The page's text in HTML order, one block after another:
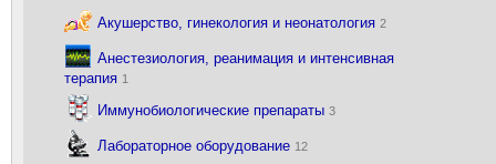
Акушерство, гинекология и неонатология 2
Анестезиология, реанимация и интенсивная
терапия 1
Иммунобиологические препараты 3
Лабораторное оборудование 12